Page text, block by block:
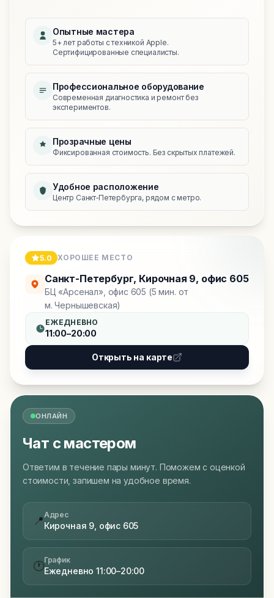
Опытные мастера
5+ лет работы с техникой Apple.
Сертифицированные специалисты.
Профессиональное оборудование
Современная диагностика и ремонт без
экспериментов.
Прозрачные цены
Фиксированная стоимость. Без скрытых платежей.
Удобное расположение
Центр Санкт‑Петербурга, рядом с метро.
5.0 ХОРОШЕЕ МЕСТО
Санкт-Петербург, Кирочная 9, офис 605
БЦ «Арсенал», офис 605 (5 мин. от
м. Чернышевская)
ЕЖЕДНЕВНО
11:00–20:00
Открыть на карте
ОНЛАЙН
Чат с мастером
Ответим в течение пары минут. Поможем с оценкой
стоимости, запишем на удобное время.
📍Адрес
Кирочная 9, офис 605
🕐График
Ежедневно 11:00–20:00